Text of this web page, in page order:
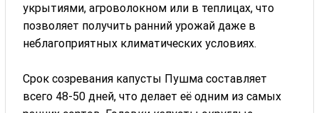
укрытиями, агроволокном или в теплицах, что
позволяет получить ранний урожай даже в
неблагоприятных климатических условиях.
Срок созревания капусты Пушма составляет
всего 48-50 дней, что делает её одним из самых